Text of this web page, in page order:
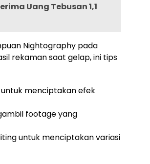
Uang Tebusan 1,1
Nightography pada
rekaman saat gelap, ini tips
menciptakan efek
footage yang
untuk menciptakan variasi